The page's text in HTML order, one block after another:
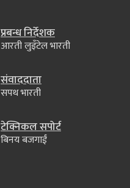
प्रबन्ध निर्देशक
आरती लुइँटेल भारती
संवाददाता
सपथ भारती
टेक्निकल सपोर्ट
बिनय बजगाईं